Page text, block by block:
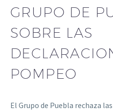
GRUPO DE
SOBRE LAS
POMPEO
El Grupo de Puebla rechaza